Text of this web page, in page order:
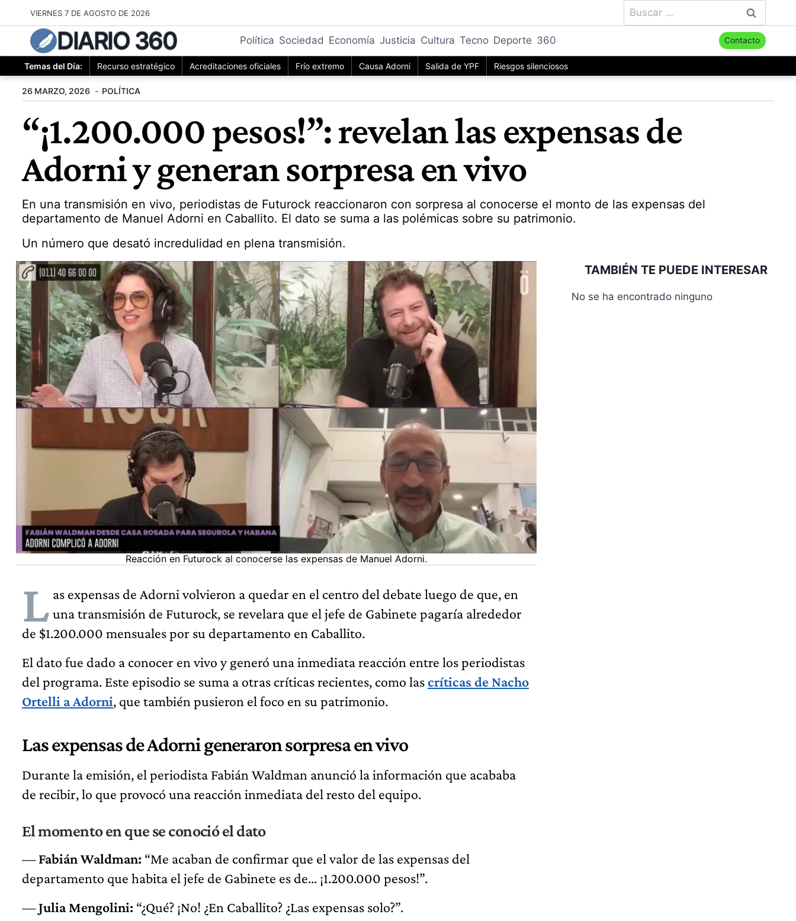
al
contenido
VIERNES 7 DE AGOSTO DE 2026 Buscar:
DIARIO 360 Política Sociedad Economía Justicia Cultura Tecno Deporte 360 Contacto
Temas del Día: Recurso estratégico Acreditaciones oficiales Frío extremo Causa Adorni Salida de YPF Riesgos silenciosos
26 MARZO, 2026 POLÍTICA
“¡1.200.000 pesos!”: revelan las expensas de
Adorni y generan sorpresa en vivo
En una transmisión en vivo, periodistas de Futurock reaccionaron con sorpresa al conocerse el monto de las expensas del
departamento de Manuel Adorni en Caballito. El dato se suma a las polémicas sobre su patrimonio.
Un número que desató incredulidad en plena transmisión.
Reacción en Futurock al conocerse las expensas de Manuel Adorni.
L as expensas de Adorni volvieron a quedar en el centro del debate luego de que, en
una transmisión de Futurock, se revelara que el jefe de Gabinete pagaría alrededor
de $1.200.000 mensuales por su departamento en Caballito.
El dato fue dado a conocer en vivo y generó una inmediata reacción entre los periodistas
del programa. Este episodio se suma a otras críticas recientes, como lascríticas de Nacho
Ortelli a Adorni, que también pusieron el foco en su patrimonio.
Las expensas de Adorni generaron sorpresa en vivo
Durante la emisión, el periodista Fabián Waldman anunció la información que acababa
de recibir, lo que provocó una reacción inmediata del resto del equipo.
El momento en que se conoció el dato
—Fabián Waldman: “Me acaban de confirmar que el valor de las expensas del
departamento que habita el jefe de Gabinete es de... ¡1.200.000 pesos!”.
—Julia Mengolini: “¿Qué? ¡No! ¿En Caballito? ¿Las expensas solo?”.
TAMBIÉN TE PUEDE INTERESAR
No se ha encontrado ninguno